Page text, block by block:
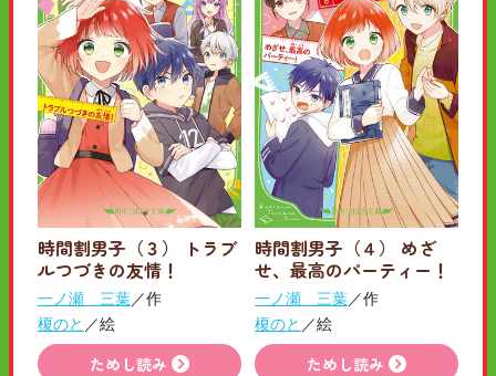
時間割男子（３） トラブ
ルつづきの友情！
一ノ瀬 三葉／作
榎のと ／絵
ためし読み
時間割男子（４） めざ
せ、最高のパーティー！
一ノ瀬 三葉／作
榎のと ／絵
ためし読み